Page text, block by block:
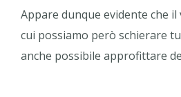
Appare dunque evidente che
cui possiamo però schierare
anche possibile approfittare